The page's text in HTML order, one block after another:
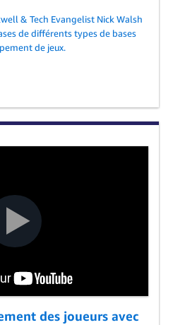
& Tech Evangelist Nick Walsh
de différents types de bases
de jeux.
des joueurs avec